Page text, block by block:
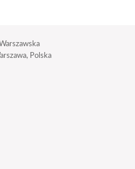
Polska